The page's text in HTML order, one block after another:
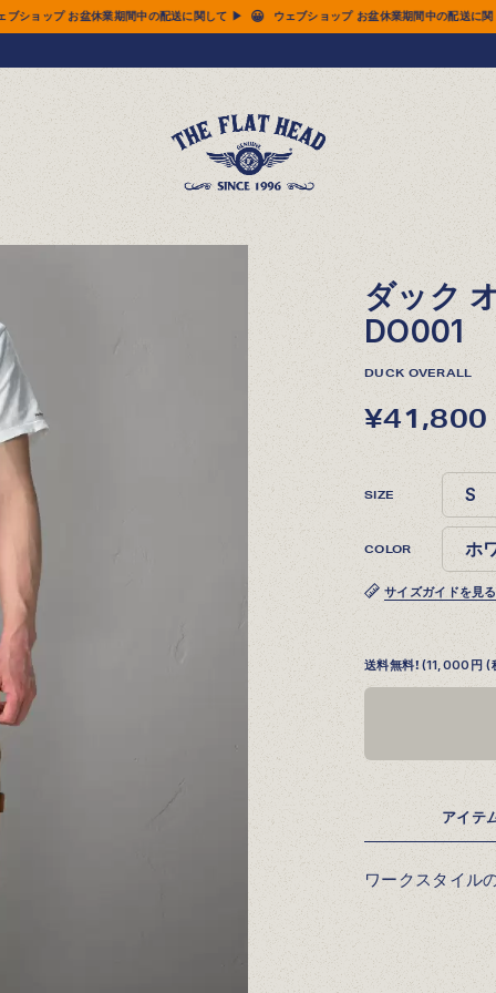
ウェブショップ お盆休業期間中の配送に関して ▶ 😀 ウェブショップ お盆休業期間中の
ダック
DO001
DUCK OVERALL
¥41,800
SIZE
COLOR
サイズガイドを見る
送料無料！(11,000円 (
アイテ
ワークスタイル